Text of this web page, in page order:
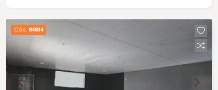
de lazer e confraternização. O apartamento
dispõe ainda de elevador e 02 vagas de
Cód. 84834